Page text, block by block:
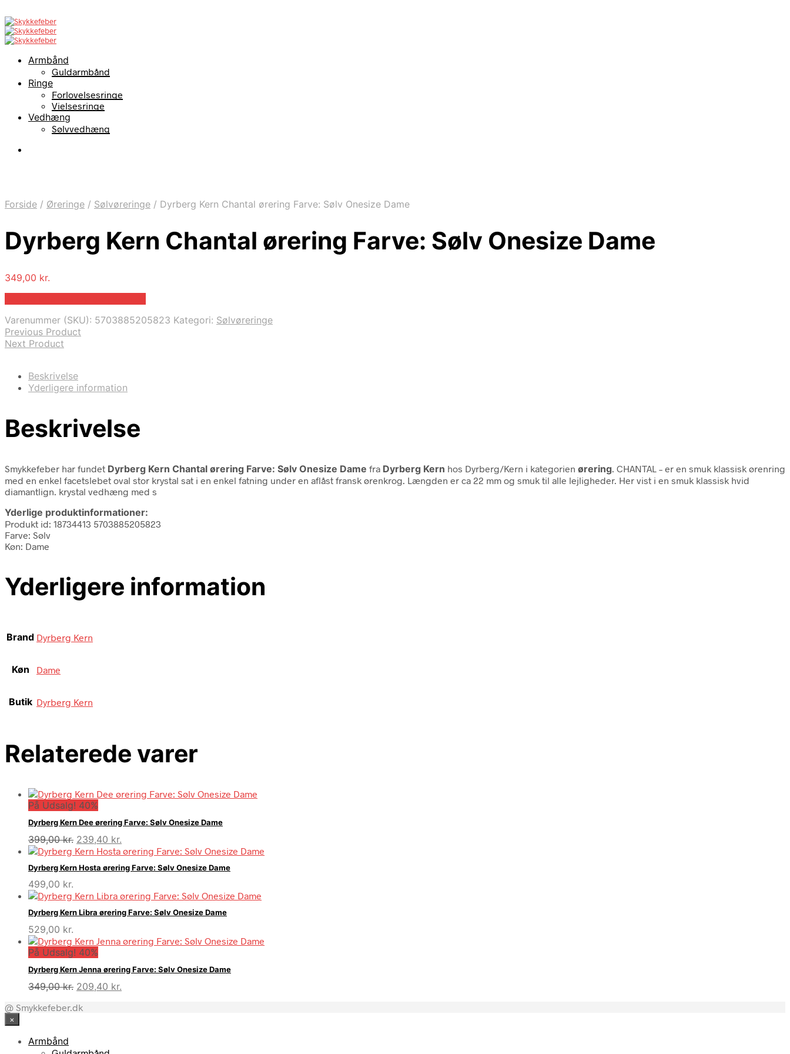
Armbånd
Guldarmbånd
Ringe
Forlovelsesringe
Vielsesringe
Vedhæng
Sølvvedhæng
Forside / Øreringe / Sølvøreringe / Dyrberg Kern Chantal ørering Farve: Sølv Onesize Dame
Dyrberg Kern Chantal ørering Farve: Sølv Onesize Dame
349,00 kr.
Varenummer (SKU): 5703885205823 Kategori: Sølvøreringe
Previous Product
Next Product
Beskrivelse
Yderligere information
Beskrivelse
Smykkefeber har fundet Dyrberg Kern Chantal ørering Farve: Sølv Onesize Dame fra Dyrberg Kern hos Dyrberg/Kern i kategorien ørering . CHANTAL – er en smuk klassisk ørenring
med en enkel facetslebet oval stor krystal sat i en enkel fatning under en aflåst fransk ørenkrog. Længden er ca 22 mm og smuk til alle lejligheder. Her vist i en smuk klassisk hvid
diamantlign. krystal vedhæng med s
Yderlige produktinformationer:
Produkt id: 18734413 5703885205823
Farve: Sølv
Køn: Dame
Yderligere information
Brand Dyrberg Kern
Køn Dame
Butik Dyrberg Kern
Relaterede varer
På Udsalg! 40%
Dyrberg Kern Dee ørering Farve: Sølv Onesize Dame
399,00kr. Den
oprindelige
pris
var:
239,40 kr.
aktuelle
pris
er:
Dyrberg Kern Hosta ørering Farve: Sølv Onesize Dame
499,00 kr.
Dyrberg Kern Libra ørering Farve: Sølv Onesize Dame
529,00 kr.
På Udsalg! 40%
Dyrberg Kern Jenna ørering Farve: Sølv Onesize Dame
349,00kr. Den
pris
209,40 kr.
@ Smykkefeber.dk
×
Armbånd